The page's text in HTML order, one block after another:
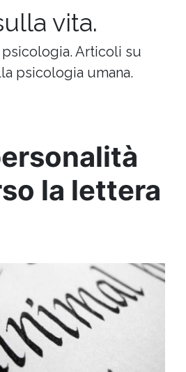
vita.
Articoli su
psicologia umana.
la lettera